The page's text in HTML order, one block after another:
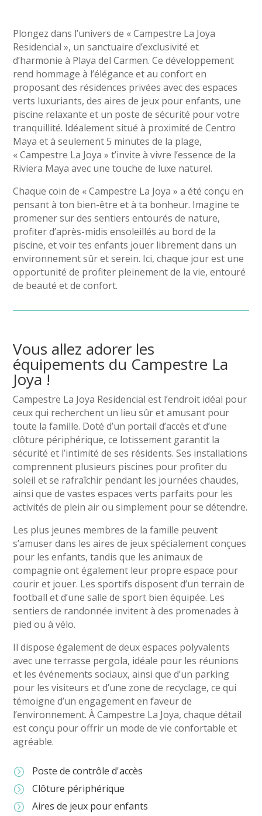
Plongez dans l’univers de « Campestre La Joya
Residencial », un sanctuaire d’exclusivité et
d’harmonie à Playa del Carmen. Ce développement
rend hommage à l’élégance et au confort en
proposant des résidences privées avec des espaces
verts luxuriants, des aires de jeux pour enfants, une
piscine relaxante et un poste de sécurité pour votre
tranquillité. Idéalement situé à proximité de Centro
Maya et à seulement 5 minutes de la plage,
« Campestre La Joya » t’invite à vivre l’essence de la
Riviera Maya avec une touche de luxe naturel.
Chaque coin de « Campestre La Joya » a été conçu en
pensant à ton bien-être et à ta bonheur. Imagine te
promener sur des sentiers entourés de nature,
profiter d’après-midis ensoleillés au bord de la
piscine, et voir tes enfants jouer librement dans un
environnement sûr et serein. Ici, chaque jour est une
opportunité de profiter pleinement de la vie, entouré
de beauté et de confort.
Vous allez adorer les
équipements du Campestre La
Joya !
Campestre La Joya Residencial est l’endroit idéal pour
ceux qui recherchent un lieu sûr et amusant pour
toute la famille. Doté d’un portail d’accès et d’une
clôture périphérique, ce lotissement garantit la
sécurité et l’intimité de ses résidents. Ses installations
comprennent plusieurs piscines pour profiter du
soleil et se rafraîchir pendant les journées chaudes,
ainsi que de vastes espaces verts parfaits pour les
activités de plein air ou simplement pour se détendre.
Les plus jeunes membres de la famille peuvent
s’amuser dans les aires de jeux spécialement conçues
pour les enfants, tandis que les animaux de
compagnie ont également leur propre espace pour
courir et jouer. Les sportifs disposent d’un terrain de
football et d’une salle de sport bien équipée. Les
sentiers de randonnée invitent à des promenades à
pied ou à vélo.
Il dispose également de deux espaces polyvalents
avec une terrasse pergola, idéale pour les réunions
et les événements sociaux, ainsi que d’un parking
pour les visiteurs et d’une zone de recyclage, ce qui
témoigne d’un engagement en faveur de
l’environnement. À Campestre La Joya, chaque détail
est conçu pour offrir un mode de vie confortable et
agréable.
= Poste de contrôle d'accès
= Clôture périphérique
= Aires de jeux pour enfants